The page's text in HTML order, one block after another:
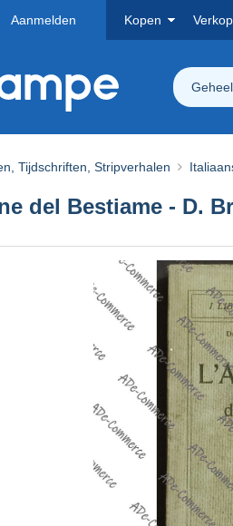
Aanmelden Kopen
Tijdschriften, Stripverhalen
del Bestiame - D.